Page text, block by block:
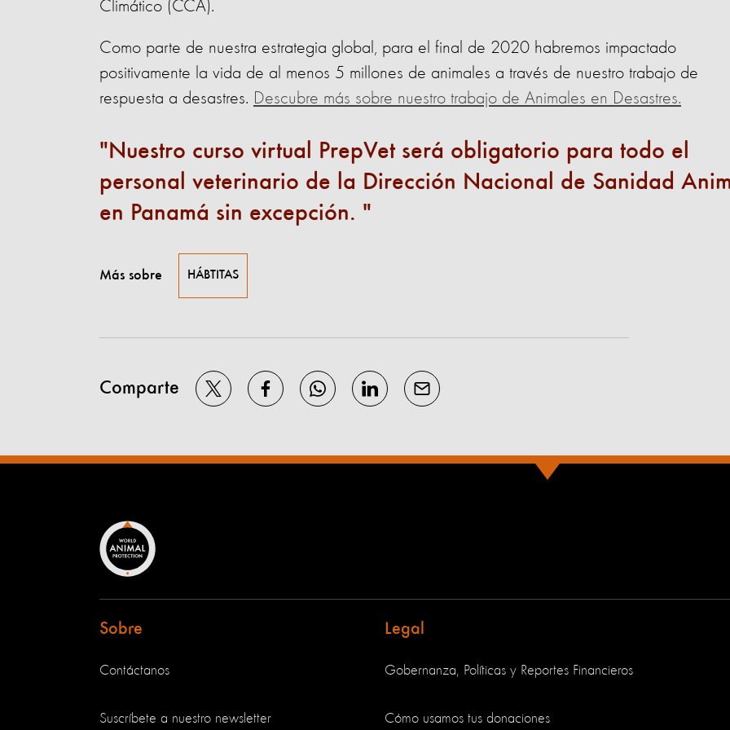
Climático (CCA).
Como parte de nuestra estrategia global, para el final de 2020 habremos impactado
positivamente la vida de al menos 5 millones de animales a través de nuestro trabajo de
respuesta a desastres. Descubre más sobre nuestro trabajo de Animales en Desastres.
Nuestro curso virtual PrepVet será obligatorio para todo el
personal veterinario de la Dirección Nacional de Sanidad
en Panamá sin excepción.
Más sobre HÁBTITAS
Comparte
Sobre
Contáctanos
Suscríbete a nuestro newsletter
Legal
Gobernanza, Políticas y Reportes Financieros
Cómo usamos tus donaciones